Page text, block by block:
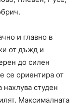
и главно в
от дъжд и
до силен
се ориентира от
студен
Максималната